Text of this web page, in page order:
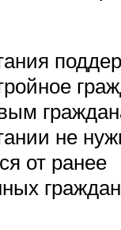
не
от ранее